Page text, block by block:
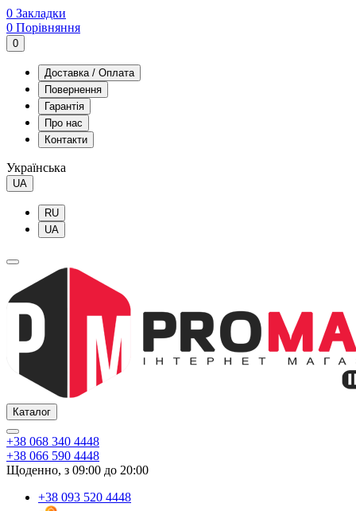
0 Закладки
0 Порівняння
0
Доставка / Оплата
Повернення
Гарантія
Про нас
Контакти
Українська
UA
RU
UA
Каталог
+38 068 340 4448
+38 066 590 4448
Щоденно, з 09:00 до 20:00
+38 093 520 4448